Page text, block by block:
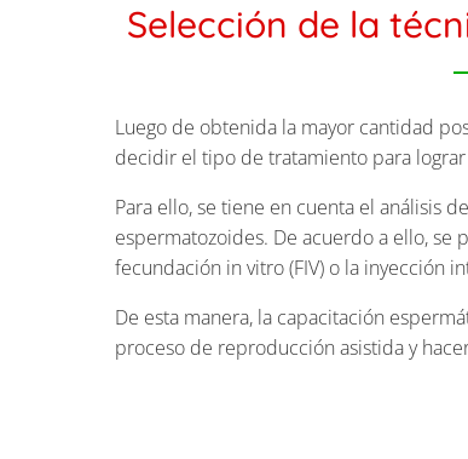
Selección de la
Luego de obtenida la mayor cantidad
decidir el tipo de tratamiento para
Para ello, se tiene en cuenta el análisis
espermatozoides. De acuerdo a ello, se
fecundación in vitro (FIV) o la inyección
De esta manera, la capacitación
proceso de reproducción asistida y